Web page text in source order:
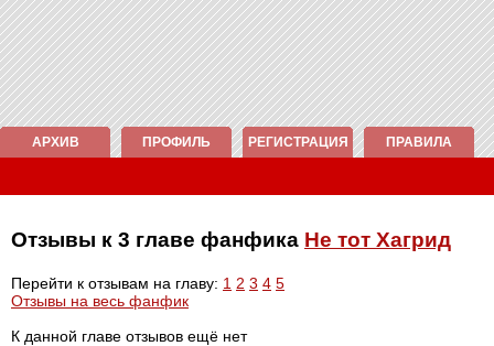
АРХИВ ПРОФИЛЬ РЕГИСТРАЦИЯ ПРАВИЛА
Отзывы к 3 главе фанфика Не тот Хагрид
Перейти к отзывам на главу: 1 2 3 4 5
Отзывы на весь фанфик
К данной главе отзывов ещё нет